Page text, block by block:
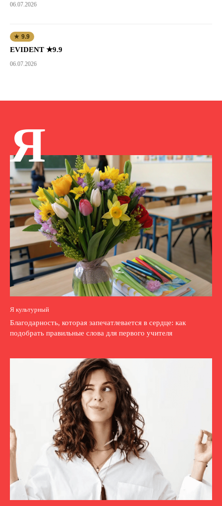
06.07.2026
★ 9.9
EVIDENT ★9.9
06.07.2026
Я
Я культурный
Благодарность, которая запечатлевается в сердце: как
подобрать правильные слова для первого учителя